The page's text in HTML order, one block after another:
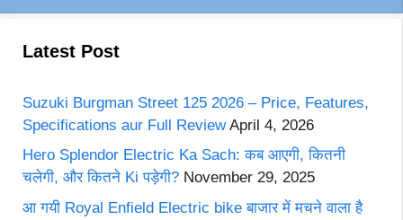
Latest Post
Suzuki Burgman Street 125 2026 – Price, Features,
Specifications aur Full Review April 4, 2026
Hero Splendor Electric Ka Sach: कब आएगी, कितनी
चलेगी, और कितने Ki पड़ेगी? November 29, 2025
आ गयी Royal Enfield Electric bike बाजार में मचने वाला है